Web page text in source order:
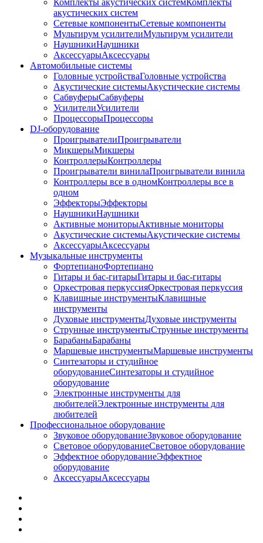
акустических систем
Сетевые компонентыСетевые компоненты
Мультирум усилителиМультирум усилители
НаушникиНаушники
АксессуарыАксессуары
Автомобильные системы
Головные устройстваГоловные устройства
Акустические системыАкустические системы
СабвуферыСабвуферы
УсилителиУсилители
ПроцессорыПроцессоры
DJ-оборудование
ПроигрывателиПроигрыватели
МикшерыМикшеры
КонтроллерыКонтроллеры
Проигрыватели винилаПроигрыватели винила
Контроллеры все в одномКонтроллеры все в
одном
ЭффекторыЭффекторы
НаушникиНаушники
Активные мониторыАктивные мониторы
Акустические системыАкустические системы
АксессуарыАксессуары
Музыкальные инструменты
ФортепианоФортепиано
Гитары и бас-гитарыГитары и бас-гитары
Оркестровая перкуссияОркестровая перкуссия
Клавишные инструментыКлавишные
инструменты
Духовые инструментыДуховые инструменты
Струнные инструментыСтрунные инструменты
БарабаныБарабаны
Маршевые инструментыМаршевые инструменты
Синтезаторы и студийное
оборудованиеСинтезаторы и студийное
оборудование
Электронные инструменты для
любителейЭлектронные инструменты для
любителей
Профессиональное оборудование
Звуковое оборудованиеЗвуковое оборудование
Световое оборудованиеСветовое оборудование
Эффектное оборудованиеЭффектное
оборудование
АксессуарыАксессуары